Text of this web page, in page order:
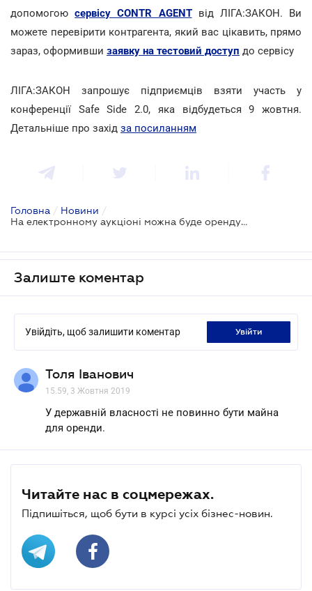
допомогоюсервісу CONTR AGENTвід ЛІГА:ЗАКОН. Ви
можете перевірити контрагента, який вас цікавить, прямо
зараз, оформивши заявку на тестовий доступ до сервісу
ЛІГА:ЗАКОН запрошує підприємців взяти участь у
конференції Safe Side 2.0, яка відбудеться 9 жовтня.
Детальніше про захід за посиланням
Головна / Новини /
На електронному аукціоні можна буде орендувати державне та комунальне майно
Залиште коментар
Увійдіть, щоб залишити коментар увійти
Толя Іванович
15.59, 3 Жовтня 2019
У державній власності не повинно бути майна
для оренди.
Читайте нас в соцмережах.
Підпишіться, щоб бути в курсі усіх бізнес-новин.